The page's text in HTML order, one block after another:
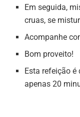
Em seguida,
cruas, se
Acompanhe
Bom proveito!
Esta refeição é
apenas 20